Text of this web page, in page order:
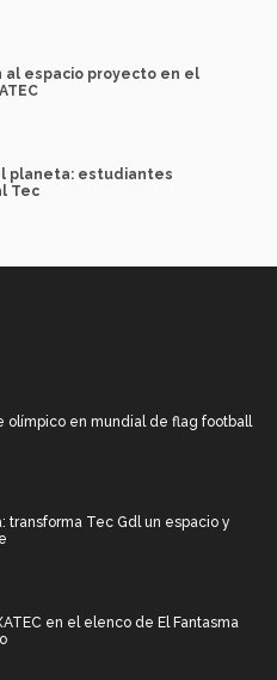
al espacio proyecto en el
planeta: estudiantes
Tec
olímpico en mundial de flag football
transforma Tec Gdl un espacio y
en el elenco de El Fantasma